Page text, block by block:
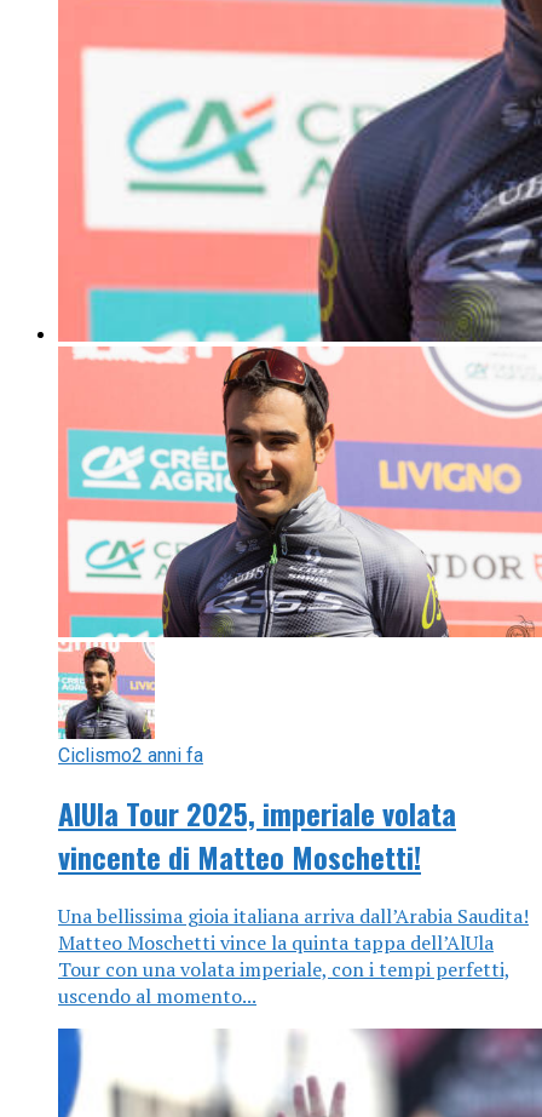
Ciclismo2 anni fa
AlUla Tour 2025, imperiale volata
vincente di Matteo Moschetti!
Una bellissima gioia italiana arriva dall’Arabia Saudita!
Matteo Moschetti vince la quinta tappa dell’AlUla
Tour con una volata imperiale, con i tempi perfetti,
uscendo al momento...